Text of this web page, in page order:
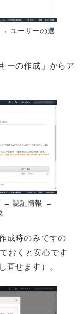
ユーザーの選
ーの作成」からア
→ 認証情報 →
成時のみですの
おくと安心です
直せます）。